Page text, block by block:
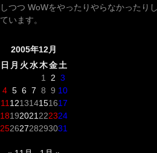
しつつ WoWをやったりやらなかったりし
ています。
2005年12月
日 月 火水木金土
1
2 3
4 5 6 7 8 9 10
11 121314151617
18192021 222324
25262728293031